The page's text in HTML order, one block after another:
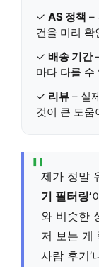
✓ AS 정책 –
건을 미리 확
✓ 배송 기간
마다 다를 수
✓ 리뷰 – 실
것이 큰 도움
제가 정말
기 필터링’
와 비슷한
저 보는 게
사람 후기’